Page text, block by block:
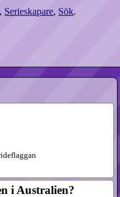
, Serieskapare, Sök.
i Australien?